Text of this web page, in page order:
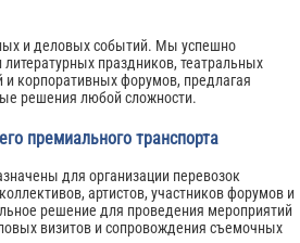
и деловых событий. Мы успешно
праздников, театральных
и корпоративных форумов, предлагая
решения любой сложности.
премиального транспорта
для организации перевозок
артистов, участников форумов и
решение для проведения мероприятий
визитов и сопровождения съемочных